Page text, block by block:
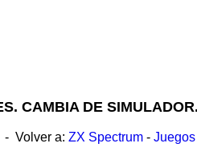
CAMBIA DE SIMULADOR.
- Volver a: ZX Spectrum - Juegos